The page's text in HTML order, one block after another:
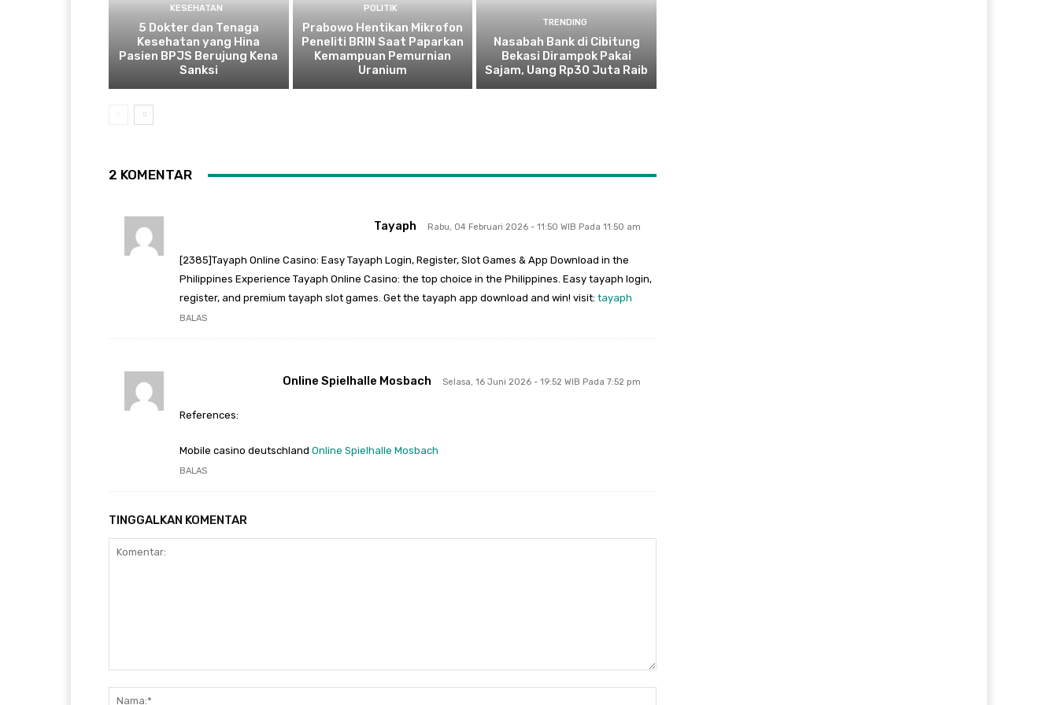
KESEHATAN
5 Dokter dan Tenaga
Kesehatan yang Hina
Pasien BPJS Berujung Kena
Sanksi
POLITIK
Prabowo Hentikan Mikrofon
Peneliti BRIN Saat Paparkan
Kemampuan Pemurnian
Uranium
TRENDING
Nasabah Bank di Cibitung
Bekasi Dirampok Pakai
Sajam, Uang Rp30 Juta Raib
2 KOMENTAR
Tayaph Rabu, 04 Februari 2026 - 11:50 WIB Pada 11:50 am
[2385]Tayaph Online Casino: Easy Tayaph Login, Register, Slot Games & App Download in the
Philippines Experience Tayaph Online Casino: the top choice in the Philippines. Easy tayaph login,
register, and premium tayaph slot games. Get the tayaph app download and win! visit: tayaph
BALAS
Online Spielhalle Mosbach Selasa, 16 Juni 2026 - 19:52 WIB Pada 7:52 pm
References:
Mobile casino deutschland Online Spielhalle Mosbach
BALAS
TINGGALKAN KOMENTAR